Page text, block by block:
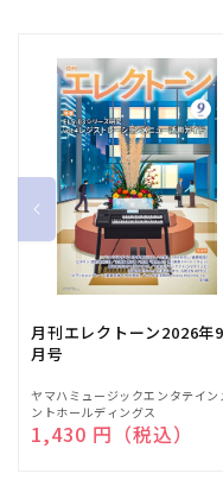
月刊エレクトーン2026年9
月号
販
売
元:
ヤマハミュージックエンタテイン
ントホールディングス
通常価格
1,430 円（税込）